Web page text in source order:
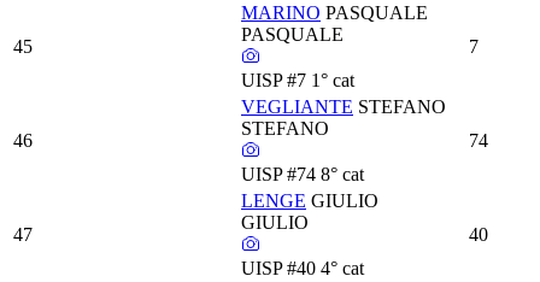
45
MARINO PASQUALE
PASQUALE
UISP #7 1° cat
7
46
VEGLIANTE STEFANO
STEFANO
UISP #74 8° cat
74
47
LENGE GIULIO
GIULIO
UISP #40 4° cat
40